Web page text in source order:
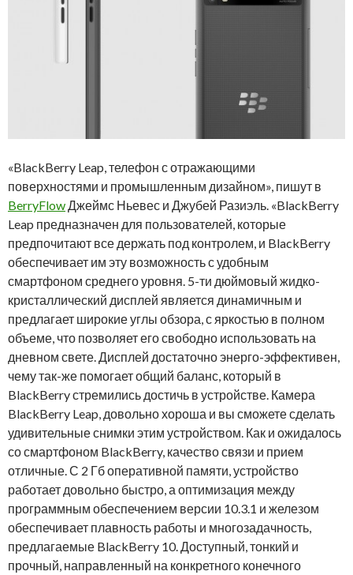
«BlackBerry Leap, телефон с отражающими
поверхностями и промышленным дизайном», пишут в
BerryFlow Джеймс Ньевес и Джубей Разиэль. «BlackBerry
Leap предназначен для пользователей, которые
предпочитают все держать под контролем, и BlackBerry
обеспечивает им эту возможность с удобным
смартфоном среднего уровня. 5-ти дюймовый жидко-
кристаллический дисплей является динамичным и
предлагает широкие углы обзора, с яркостью в полном
объеме, что позволяет его свободно использовать на
дневном свете. Дисплей достаточно энерго-эффективен,
чему так-же помогает общий баланс, который в
BlackBerry стремились достичь в устройстве. Камера
BlackBerry Leap, довольно хороша и вы сможете сделать
удивительные снимки этим устройством. Как и ожидалось
со смартфоном BlackBerry, качество связи и прием
отличные. С 2 Гб оперативной памяти, устройство
работает довольно быстро, а оптимизация между
программным обеспечением версии 10.3.1 и железом
обеспечивает плавность работы и многозадачность,
предлагаемые BlackBerry 10. Доступный, тонкий и
прочный, направленный на конкретного конечного